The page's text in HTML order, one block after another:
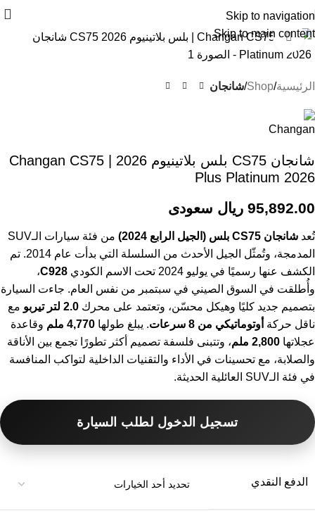
Skip to navigation
Skip to main content
اضغط للتكبير
الرئيسية Shop شانجان
شانجان CS75 بلس بلاتينيوم 2026 | Changan CS75
Plus Platinum 2026
95,892.00 ريال سعودى
تُعد شانجان CS75 بلس (الجيل الرابع 2024)
من فئة سيارات الـSUV
المدمجة، وتُمثّل الجيل الأحدث من السلسلة التي بدأت عام 2014. تم
الكشف عنها رسميًا في يوليو 2024 تحت الاسم الكودي
C928،
وأُطلقت في السوق الصيني في سبتمبر من نفس العام. جاءت السيارة
بتصميم جديد كليًا وهيكل محسّن، وتعتمد على محرك 2.0 لتر تيربو
مع
ناقل حركة أوتوماتيكي من 8 سرعات . يبلغ طولها 4,770 ملم
وقاعدة
عجلاتها 2,800 ملم
، وتتبنى فلسفة تصميم أكثر تطورًا تجمع بين الأناقة
والصلابة، مع تحسينات في الأداء والتقنيات الداخلية لتواكب المنافسة
في فئة الـSUV العائلية الحديثة.
تسجيل الدخول لطلب السيارة
الدفع النقدي